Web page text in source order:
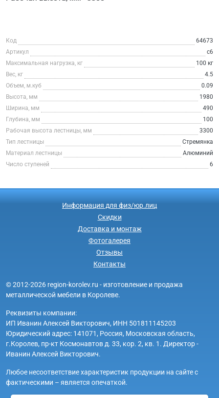
Код
64673
Артикул
c6
Максимальная нагрузка, кг
100 кг
Вес, кг
4.5
Объем, м.куб
0.09
Высота, мм
1980
Ширина, мм
490
Глубина, мм
100
Рабочая высота лестницы, мм
3300
Тип лестницы
Стремянка
Материал лестницы
Алюминий
Число ступеней
6
Информация для физ/юр.лиц
Скидки
Доставка и монтаж
Фотогалерея
Отзывы
Контакты
© 2012-2026 region-korolev.ru - изготовление и продажа
металлической мебели в Королеве.
Реквизиты компании:
ИП Иванин Алексей Викторович, ИНН 501811145203
Юридический адрес: 141071, Россия, Московская область,
г.Королев, пр-кт Космонавтов д. 33, кор. 2, кв. 1. Директор -
Иванин Алексей Викторович.
Любое несоответствие характеристик продукции на сайте с
фактическими – является опечаткой.